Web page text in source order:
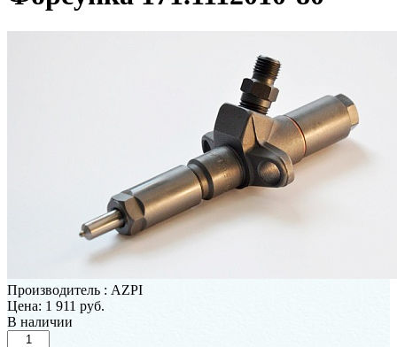
Производитель : AZPI
Цена: 1 911 руб.
В наличии